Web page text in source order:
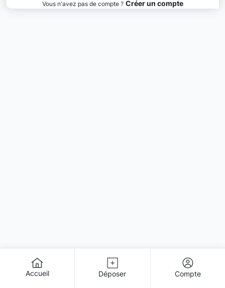
Vous n'avez pas de compte ? Créer un compte
Accueil Déposer Compte